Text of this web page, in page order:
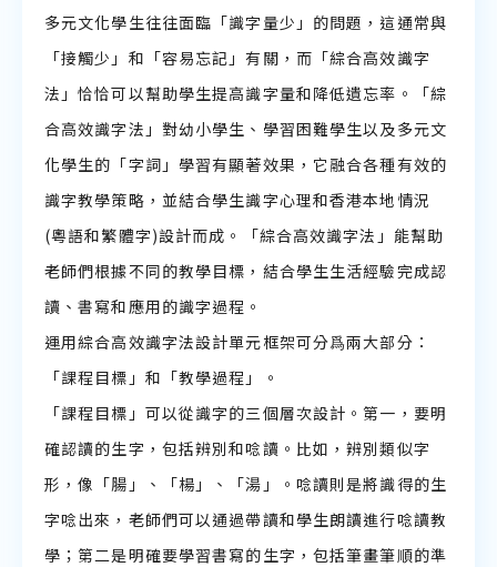
多元文化學生往往面臨「識字量少」的問題，這通常與
「接觸少」和「容易忘記」有關，而「綜合高效識字
法」恰恰可以幫助學生提高識字量和降低遺忘率。「綜
合高效識字法」對幼小學生、學習困難學生以及多元文
化學生的「字詞」學習有顯著效果，它融合各種有效的
識字教學策略，並結合學生識字心理和香港本地情況
(粵語和繁體字)設計而成。「綜合高效識字法」能幫助
老師們根據不同的教學目標，結合學生生活經驗完成認
讀、書寫和應用的識字過程。
運用綜合高效識字法設計單元框架可分爲兩大部分：
「課程目標」和「教學過程」。
「課程目標」可以從識字的三個層次設計。第一，要明
確認讀的生字，包括辨別和唸讀。比如，辨別類似字
形，像「腸」、「楊」、「湯」。唸讀則是將識得的生
字唸出來，老師們可以通過帶讀和學生朗讀進行唸讀教
學；第二是明確要學習書寫的生字，包括筆畫筆順的準